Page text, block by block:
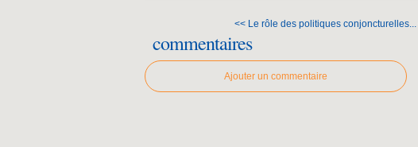
<< Le rôle des politiques conjoncturelles...
commentaires
Ajouter un commentaire